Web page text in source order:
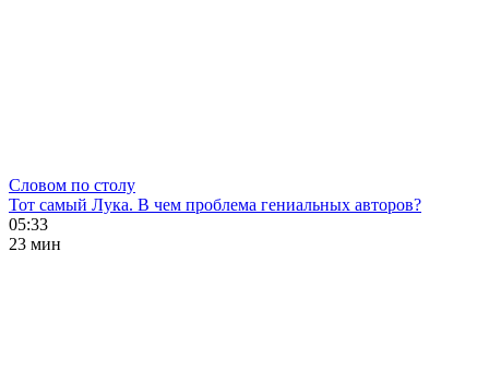
Словом по столу
Тот самый Лука. В чем проблема гениальных авторов?
05:33
23 мин